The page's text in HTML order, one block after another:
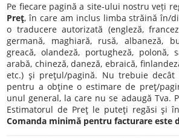
Pe fiecare pagină a site-ului nostru veți
Preţ, în care am inclus limba străină în/
o traducere autorizată (engleză,
germană, maghiară, rusă, albaneză,
greacă, olandeză, portugheză, polonă,
arabă, chineză, daneză, ebraică,
etc.) şi preţul/pagină. Nu trebuie decât
pentru a obţine o estimare de preţ/
unul general, la care nu se adaugă Tva.
Estimatorul de Preţ le puteţi regăsi şi
Comanda minimă pentru facturare este